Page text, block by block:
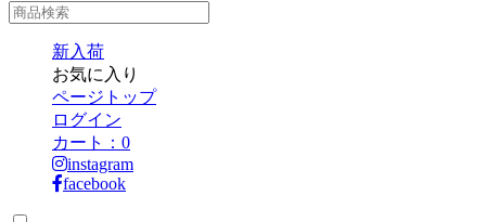
新入荷
お気に入り
ページトップ
ログイン
カート： 0
instagram
facebook